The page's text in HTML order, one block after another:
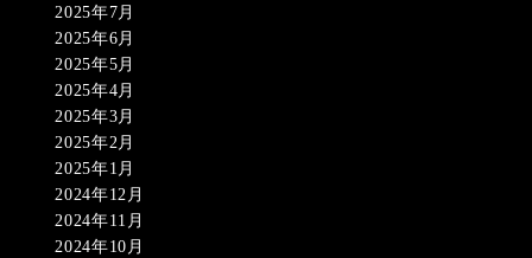
2025年7月
2025年6月
2025年5月
2025年4月
2025年3月
2025年2月
2025年1月
2024年12月
2024年11月
2024年10月